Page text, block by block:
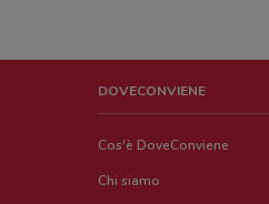
DOVECONVIENE
Cos'è DoveConviene
Chi siamo